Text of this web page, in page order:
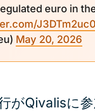
euro in
May 20, 2026
がQivalisに